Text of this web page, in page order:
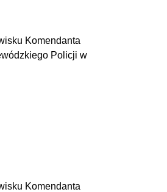
Komendanta
Policji w
Komendanta